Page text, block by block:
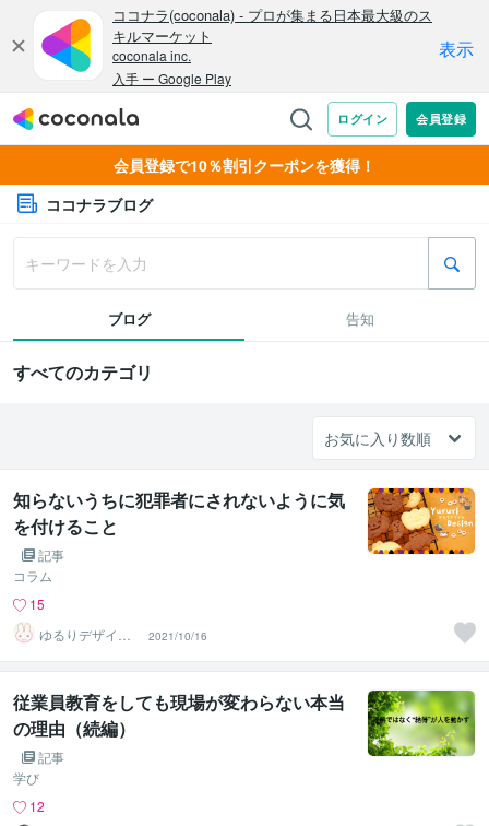
会員登録で10％割引クーポンを獲得！
ココナラブログ
ブログ 告知
すべてのカテゴリ
知らないうちに犯罪者にされないように気
を付けること
記事
コラム
15
ゆるりデザイン
＠夏季休暇中
2021/10/16
従業員教育をしても現場が変わらない本当
の理由（続編）
記事
学び
12